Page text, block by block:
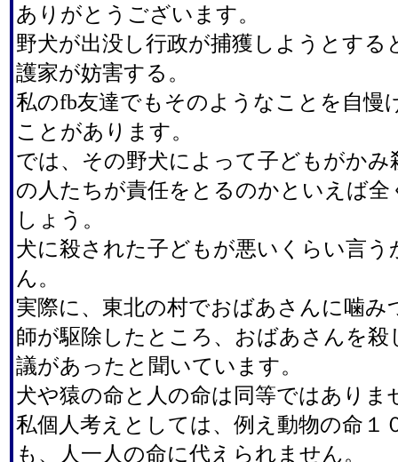
ありがとうございます。
野犬が出没し行政が捕獲しようとする
護家が妨害する。
私のfb友達でもそのようなことを自慢
ことがあります。
では、その野犬によって子どもがかみ
の人たちが責任をとるのかといえば
しょう。
犬に殺された子どもが悪いくらい言う
ん。
実際に、東北の村でおばあさんに噛み
師が駆除したところ、おばあさんを殺
議があったと聞いています。
犬や猿の命と人の命は同等ではありま
私個人考えとしては、例え動物の命１
も、人一人の命に代えられません。